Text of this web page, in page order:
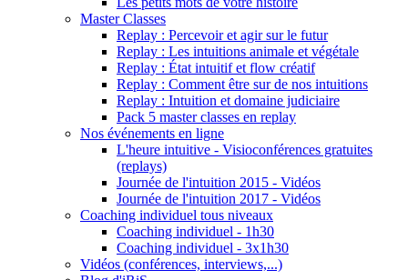
Master Classes
Replay : Percevoir et agir sur le futur
Replay : Les intuitions animale et végétale
Replay : État intuitif et flow créatif
Replay : Comment être sur de nos intuitions
Replay : Intuition et domaine judiciaire
Pack 5 master classes en replay
Nos événements en ligne
L'heure intuitive - Visioconférences gratuites
(replays)
Journée de l'intuition 2015 - Vidéos
Journée de l'intuition 2017 - Vidéos
Coaching individuel tous niveaux
Coaching individuel - 1h30
Coaching individuel - 3x1h30
Vidéos (conférences, interviews,...)